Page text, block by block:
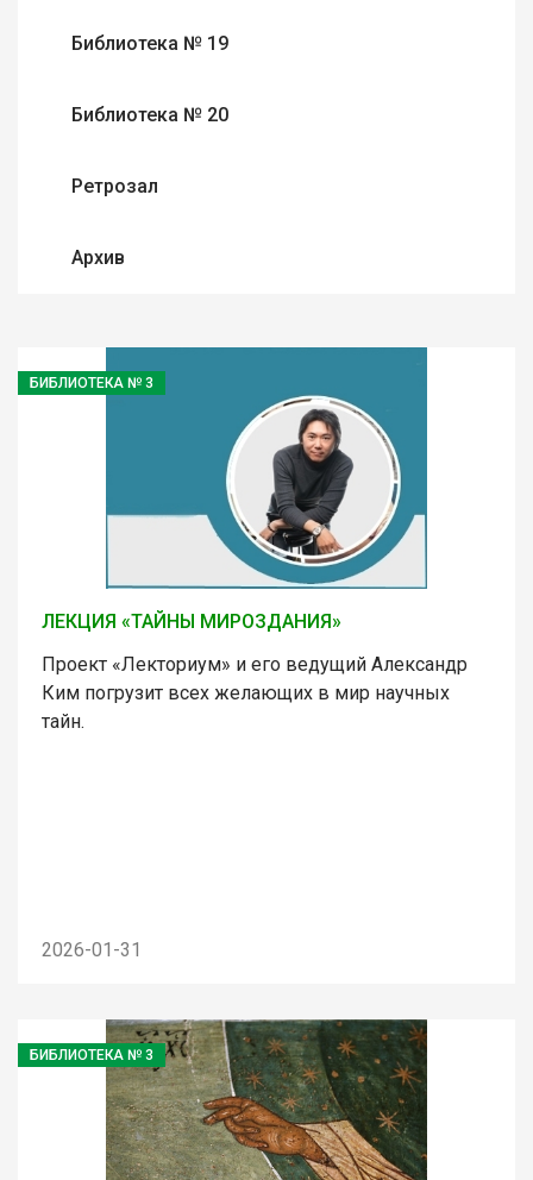
Библиотека № 19
Библиотека № 20
Ретрозал
Архив
БИБЛИОТЕКА № 3
ЛЕКЦИЯ «ТАЙНЫ МИРОЗДАНИЯ»
Проект «Лекториум» и его ведущий Александр
Ким погрузит всех желающих в мир научных
тайн.
2026-01-31
БИБЛИОТЕКА № 3